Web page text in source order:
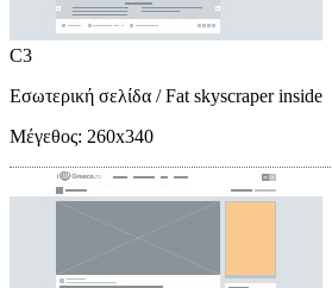
C3
Εσωτερική σελίδα / Fat skyscraper inside
Μέγεθος: 260x340